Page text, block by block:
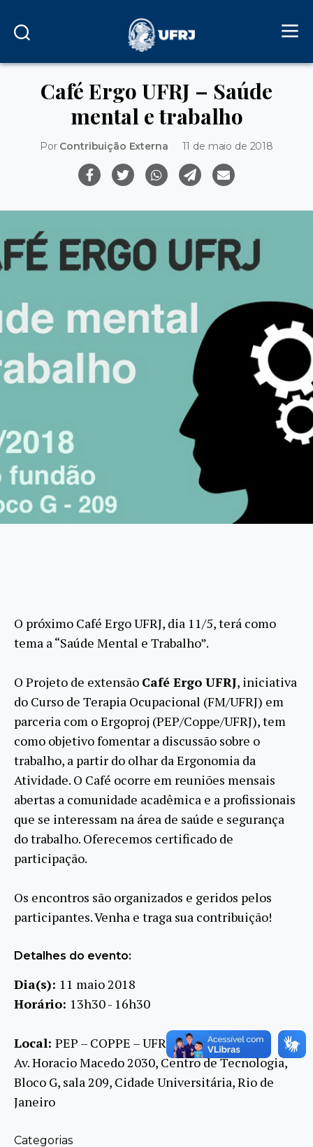
Café Ergo UFRJ – Saúde
mental e trabalho
Por Contribuição Externa 11 de maio de 2018
O próximo Café Ergo UFRJ, dia 11/5, terá como
tema a “Saúde Mental e Trabalho”.
O Projeto de extensão Café Ergo UFRJ, iniciativa
do Curso de Terapia Ocupacional (FM/UFRJ) em
parceria com o Ergoproj (PEP/Coppe/UFRJ), tem
como objetivo fomentar a discussão sobre o
trabalho, a partir do olhar da Ergonomia da
Atividade. O Café ocorre em reuniões mensais
abertas a comunidade acadêmica e a profissionais
que se interessam na área de saúde e segurança
do trabalho. Oferecemos certificado de
participação.
Os encontros são organizados e geridos pelos
participantes. Venha e traga sua contribuição!
Detalhes do evento:
Dia(s): 11 maio 2018
Horário: 13h30 - 16h30
Local: PEP – COPPE – UFRJ
Av. Horacio Macedo 2030, Centro de Tecnologia,
Bloco G, sala 209, Cidade Universitária, Rio de
Janeiro
Categorias